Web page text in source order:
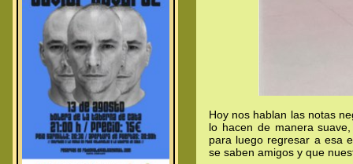
Hoy nos hablan las notas
lo hacen de manera
para luego regresar a esa
se saben amigos y que